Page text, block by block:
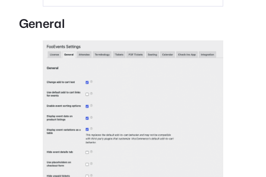
General